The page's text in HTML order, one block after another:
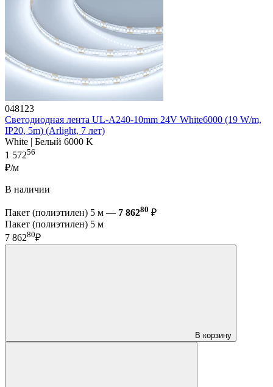
048123
Светодиодная лента UL-A240-10mm 24V White6000 (19 W/m,
IP20, 5m) (Arlight, 7 лет)
White | Белый 6000 K
1 57256
₽/м
В наличии
Пакет (полиэтилен) 5 м — 7 86280 ₽
Пакет (полиэтилен) 5 м
7 86280₽
В корзину